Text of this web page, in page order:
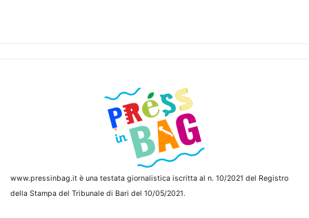
www.pressinbag.it è una testata giornalistica iscritta al n. 10/2021 del Registro
della Stampa del Tribunale di Bari del 10/05/2021.